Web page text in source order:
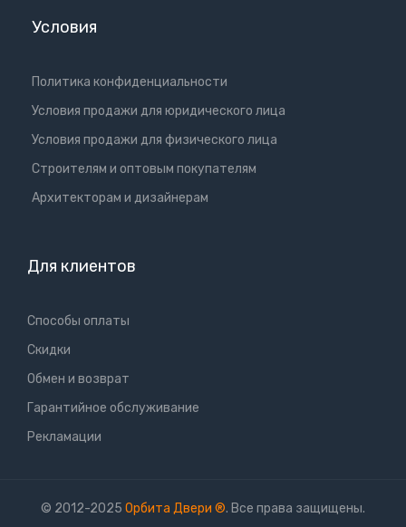
Условия
Политика конфиденциальности
Условия продажи для юридического лица
Условия продажи для физического лица
Cтроителям и оптовым покупателям
Aрхитекторам и дизайнерам
Для клиентов
Способы оплаты
Скидки
Обмен и возврат
Гарантийное обслуживание
Рекламации
© 2012-2025 Орбита Двери ®. Все права защищены.